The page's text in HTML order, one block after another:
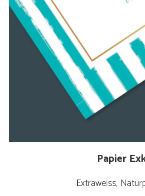
Papier
Extraweiss,